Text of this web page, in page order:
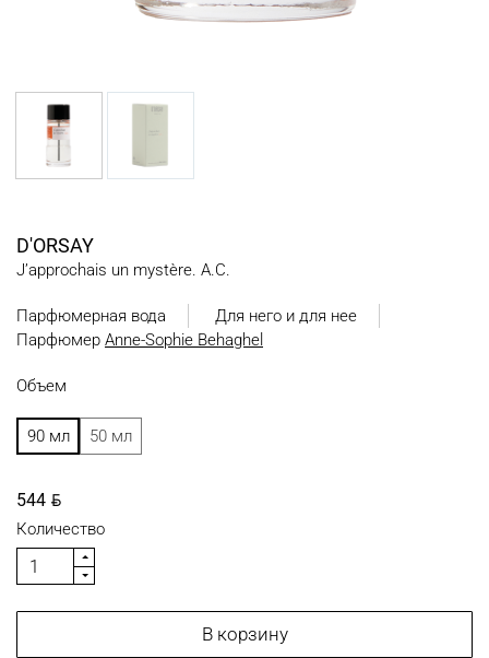
D'ORSAY
J’approchais un mystère. A.C.
Парфюмерная вода
Для него и для нее
Парфюмер Anne-Sophie Behaghel
Объем
90 мл 50 мл
544 BYN
Количество
В корзину